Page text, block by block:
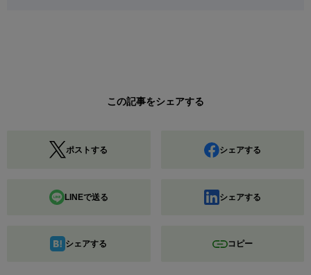
この記事をシェアする
ポストする シェアする
LINEで送る シェアする
シェアする コピー